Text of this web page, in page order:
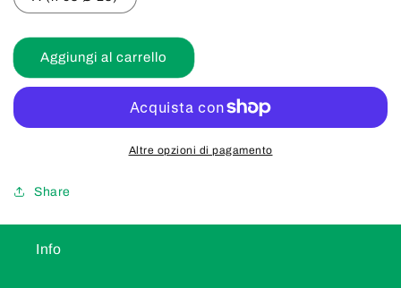
e
base
in
e
base
in
Aggiungi al carrello
Altre opzioni di pagamento
Share
Info